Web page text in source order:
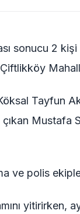
sonucu 2
Tayfun
Mustafa
ve polis
yitirirken,